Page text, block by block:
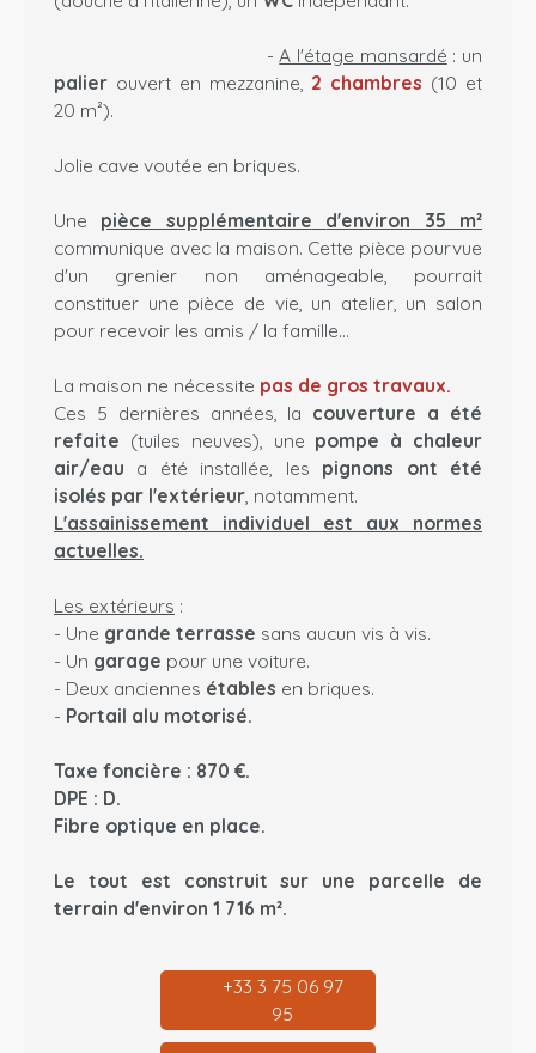
-A l'étage mansardé : un
palier ouvert en mezzanine, 2 chambres (10 et
20 m²).
Jolie cave voutée en briques.
Une pièce supplémentaire
d'environ 35 m²
communique avec la maison. Cette pièce pourvue
d'un grenier non aménageable, pourrait
constituer une pièce de vie, un atelier, un salon
pour recevoir les amis / la famille...
La maison ne nécessite pas de gros travaux.
Ces 5 dernières années, la couverture a été
refaite (tuiles neuves), une pompe à chaleur
air/eau a été installée, les pignons ont été
isolés par l'extérieur , notamment.
L'assainissement individuel est aux normes
actuelles.
Les extérieurs :
- Une grande terrasse sans aucun vis à vis.
- Un garage pour une voiture.
- Deux anciennes étables en briques.
- Portail alu motorisé.
Taxe foncière : 870 €.
DPE : D.
Fibre optique en place.
Le tout est construit sur une parcelle de
terrain d'environ 1 716 m².
+33 3 75 06 97
95